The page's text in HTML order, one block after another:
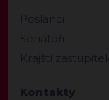
Poslanci
Senátoři
Krajští zastupitelé
Kontakty